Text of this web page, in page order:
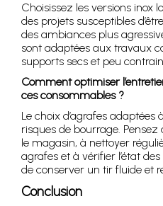
Choisissez les versions inox
des projets susceptibles
des ambiances plus
sont adaptées aux travaux
supports secs et peu
Comment optimiser
ces consommables ?
Le choix d’agrafes adaptées
risques de bourrage.
le magasin, à nettoyer
agrafes et à vérifier l’état
de conserver un tir fluide et
Conclusion